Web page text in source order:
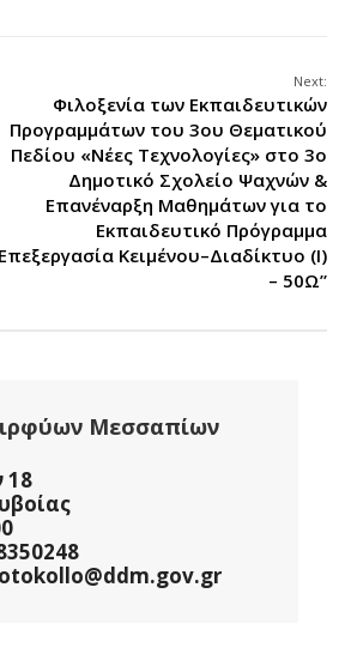
Next:
Φιλοξενία των Εκπαιδευτικών
Προγραμμάτων του 3ου Θεματικού
Πεδίου «Νέες Τεχνολογίες» στο 3ο
Δημοτικό Σχολείο Ψαχνών &
Επανέναρξη Μαθημάτων για το
Εκπαιδευτικό Πρόγραμμα
Κειμένου–Διαδίκτυο (Ι)
– 50Ω”
Μεσσαπίων
18